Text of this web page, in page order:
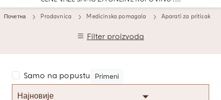
Почетна Prodavnica Medicinska pomagala Aparati za pritisak
Filter proizvoda
Samo na popustu Primeni